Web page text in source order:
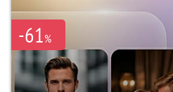
-61%